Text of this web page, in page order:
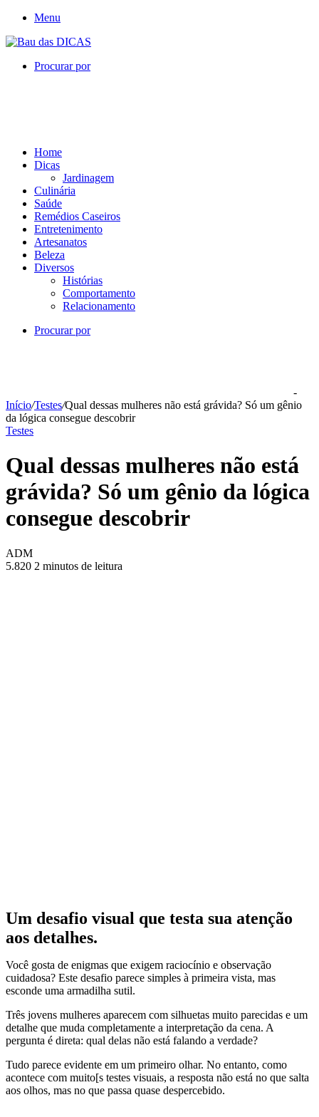
Menu
Procurar por
Home
Dicas
Jardinagem
Culinária
Saúde
Remédios Caseiros
Entretenimento
Artesanatos
Beleza
Diversos
Histórias
Comportamento
Relacionamento
Procurar por
-
Início/Testes/Qual dessas mulheres não está grávida? Só um gênio
da lógica consegue descobrir
Testes
Qual dessas mulheres não está
grávida? Só um gênio da lógica
consegue descobrir
ADM
5.820 2 minutos de leitura
Um desafio visual que testa sua atenção
aos detalhes.
Você gosta de enigmas que exigem raciocínio e observação
cuidadosa? Este desafio parece simples à primeira vista, mas
esconde uma armadilha sutil.
Três jovens mulheres aparecem com silhuetas muito parecidas e um
detalhe que muda completamente a interpretação da cena. A
pergunta é direta: qual delas não está falando a verdade?
Tudo parece evidente em um primeiro olhar. No entanto, como
acontece com muito[s testes visuais, a resposta não está no que salta
aos olhos, mas no que passa quase despercebido.